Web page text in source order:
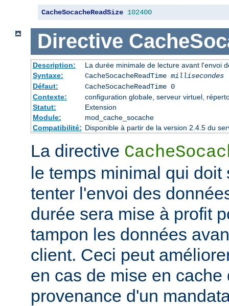
CacheSocacheReadSize 102400
Directive
Description:
La durée minimale de lecture avant l'envoi
Syntaxe:
CacheSocacheReadTime millisecondes
Défaut:
CacheSocacheReadTime 0
Contexte:
configuration globale, serveur virtuel,
Statut:
Extension
Module:
mod_cache_socache
Compatibilité: Disponible à partir de la version 2.4.5 du
La directive
le temps minimal qui doit
tenter l'envoi des
durée sera mise à profit
tampon les données
client. Ceci peut
en cas de mise en cache
provenance d'un